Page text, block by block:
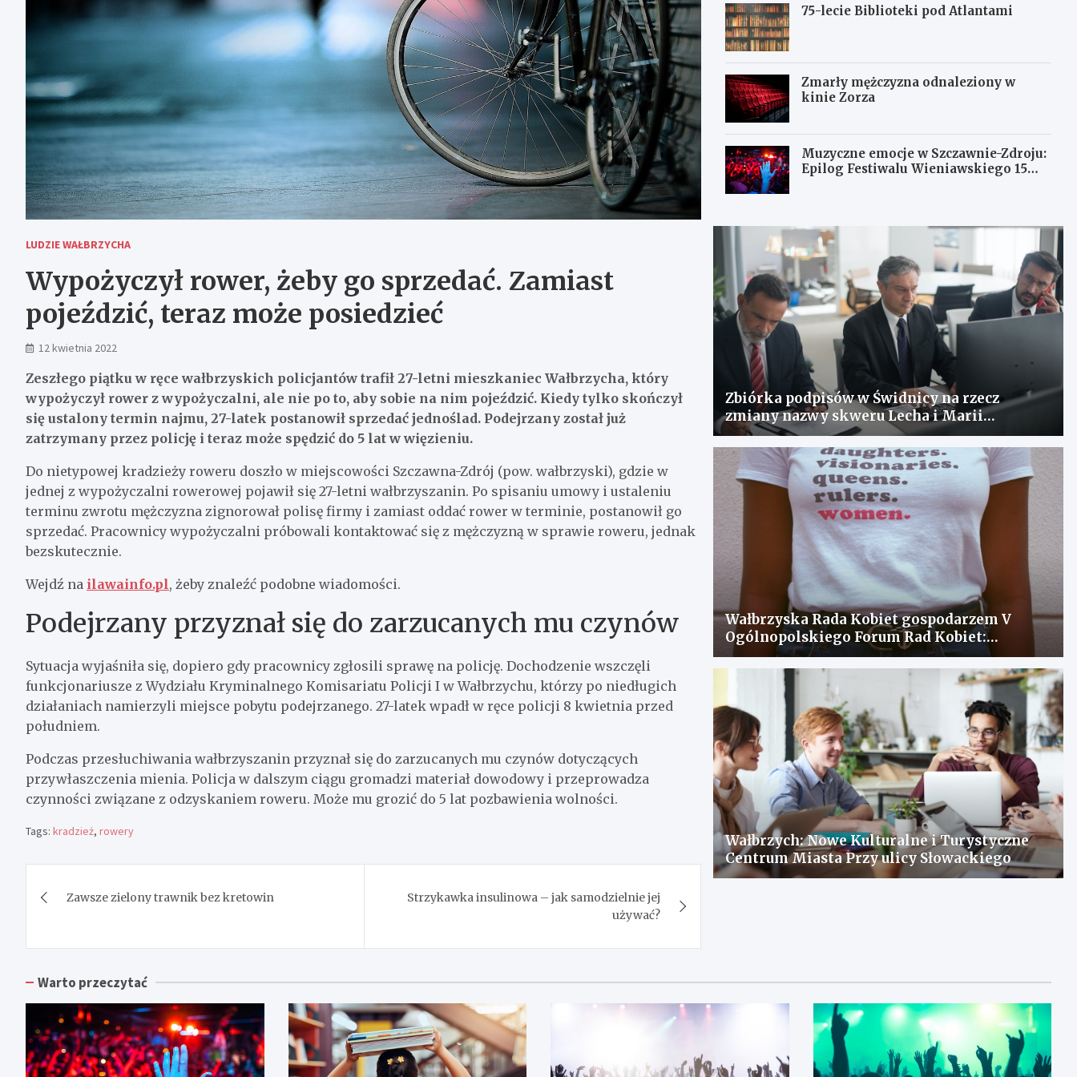
LUDZIE WAŁBRZYCHA
Wypożyczył rower, żeby go sprzedać. Zamiast
pojeździć, teraz może posiedzieć
12 kwietnia 2022
Zeszłego piątku w ręce wałbrzyskich policjantów trafił 27-letni mieszkaniec Wałbrzycha, który
wypożyczył rower z wypożyczalni, ale nie po to, aby sobie na nim pojeździć. Kiedy tylko skończył
się ustalony termin najmu, 27-latek postanowił sprzedać jednoślad. Podejrzany został już
zatrzymany przez policję i teraz może spędzić do 5 lat w więzieniu.
Do nietypowej kradzieży roweru doszło w miejscowości Szczawna-Zdrój (pow. wałbrzyski), gdzie w
jednej z wypożyczalni rowerowej pojawił się 27-letni wałbrzyszanin. Po spisaniu umowy i ustaleniu
terminu zwrotu mężczyzna zignorował polisę firmy i zamiast oddać rower w terminie, postanowił go
sprzedać. Pracownicy wypożyczalni próbowali kontaktować się z mężczyzną w sprawie roweru, jednak
bezskutecznie.
Wejdź na ilawainfo.pl, żeby znaleźć podobne wiadomości.
Podejrzany przyznał się do zarzucanych mu czynów
Sytuacja wyjaśniła się, dopiero gdy pracownicy zgłosili sprawę na policję. Dochodzenie wszczęli
funkcjonariusze z Wydziału Kryminalnego Komisariatu Policji I w Wałbrzychu, którzy po niedługich
działaniach namierzyli miejsce pobytu podejrzanego. 27-latek wpadł w ręce policji 8 kwietnia przed
południem.
Podczas przesłuchiwania wałbrzyszanin przyznał się do zarzucanych mu czynów dotyczących
przywłaszczenia mienia. Policja w dalszym ciągu gromadzi materiał dowodowy i przeprowadza
czynności związane z odzyskaniem roweru. Może mu grozić do 5 lat pozbawienia wolności.
Tags: kradzież, rowery
wpisu
Zawsze zielony trawnik bez kretowin
Strzykawka insulinowa – jak samodzielnie jej
używać?
75-lecie Biblioteki pod Atlantami
Zmarły mężczyzna odnaleziony w
kinie Zorza
Muzyczne emocje w Szczawnie-Zdroju:
Epilog Festiwalu Wieniawskiego 15
Zbiórka podpisów w Świdnicy na rzecz
zmiany nazwy skweru Lecha i Marii
Kaczyńskich
Wałbrzyska Rada Kobiet gospodarzem V
Ogólnopolskiego Forum Rad Kobiet:
spotkanie dla wymiany doświadczeń i
rozwiązania problemów
Wałbrzych: Nowe Kulturalne i Turystyczne
Centrum Miasta Przy ulicy Słowackiego
Warto przeczytać